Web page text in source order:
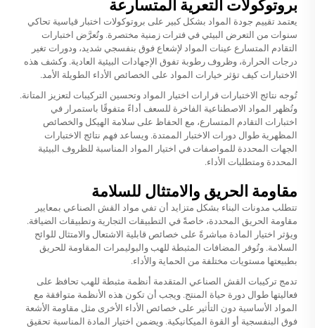
بروتوكولات التعرية المتسارعة
يعتمد تقييم جودة المواد بشكل كبير على بروتوكولات اختبار قياسية تحاكي
سنوات من التعرض البيئي في فترات زمنية مختصرة. وتُعرَّض اختبارات
التقادم المتسارع عينات المواد لإشعاع فوق بنفسجي شديد، ودورات تغير
درجات الحرارة، وظروف رطوبة تفوق الإجهادات البيئية العادية. وكشف هذه
الاختبارات كيف تؤثر خيارات المواد على الخصائص الأداء الطويلة الأمد.
تُوجه نتائج الاختبارات قرارات اختيار المواد وتحسين التركيبات لتعزيز المتانة.
وتُظهر المواد الاصطناعية الفاخرة للسعف أداءً متفوقًا باستمرار في
اختبارات التقادم المتسارع، مع الحفاظ على سلامة الهيكل والخصائص
المظهرية طوال دورات الاختبار الممتدة. ويساعد فهم نتائج الاختبارات
الجهات المحددة للمواصفات في اختيار المواد المناسبة للظروف البيئية
المحددة ومتطلبات الأداء.
مقاومة الحريق والامتثال للسلامة
تتطلب مدونات البناء بشكل متزايد أن تفي مواد القش الصناعي بمعايير
مقاومة الحريق المحددة، خاصةً في التطبيقات التجارية وتطبيقات الضيافة.
ويؤثر اختيار المادة مباشرةً على خصائص قابلية الاشتعال والامتثال للوائح
السلامة. وتُوفر المضافات المثبطة للهب والبوليمرات المقاومة للحريق
بطبيعتها مستويات مختلفة من الحماية والأداء.
تدمج تركيبات القش الصناعي المتقدمة أنظمة مثبطة للهب تحافظ على
فعاليتها طوال دورة حياة المنتج. ويجب أن تكون هذه الأنظمة متوافقة مع
المواد الأساسية دون التأثير على خصائص الأداء الأخرى مثل مقاومة الأشعة
فوق البنفسجية أو القوة الميكانيكية. ويضمن اختيار المادة المناسبة تحقيق